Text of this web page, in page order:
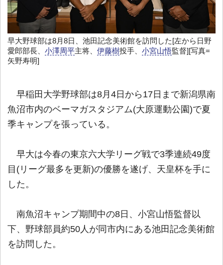
早大野球部は8月8日、池田記念美術館を訪問した[左から日野
愛郎部長、 小澤周平主将、 伊藤樹投手、 小宮山悟監督][写真=
矢野寿明]
早稲田大学野球部は8月4日から17日まで新潟県南
魚沼市内のベーマガスタジアム(大原運動公園)で夏
季キャンプを張っている。
早大は今春の東京六大学リーグ戦で3季連続49度
目(リーグ最多を更新)の優勝を遂げ、天皇杯を手に
した。
南魚沼キャンプ期間中の8日、小宮山悟監督以
下、野球部員約50人が同市内にある池田記念美術館
を訪問した。